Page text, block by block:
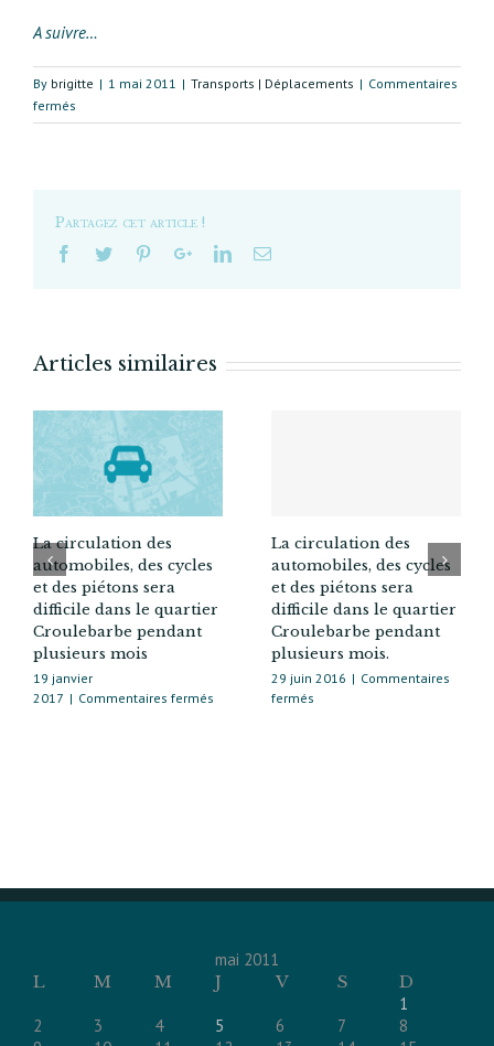
A suivre…
By brigitte | 1 mai 2011 | Transports | Déplacements | Commentaires
fermés
Lire
marchant
Partagez cet article !
Articles similaires
La circulation des
automobiles, des cycles
et des piétons sera
difficile dans le quartier
Croulebarbe pendant
plusieurs mois
19 janvier
2017 | Commentaires fermés
le
quartier
Croulebarbe
plusieurs
La circulation des
automobiles, des cycles
et des piétons sera
difficile dans le quartier
Croulebarbe pendant
plusieurs mois.
29 juin 2016 | Commentaires
fermés
quartier
plusieurs
mai 2011
L
M M J V S
D
1
2
3 4 5 6 7
8